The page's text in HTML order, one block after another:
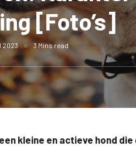
[Foto’s]
2023 3 Mins read
kleine en actieve hond